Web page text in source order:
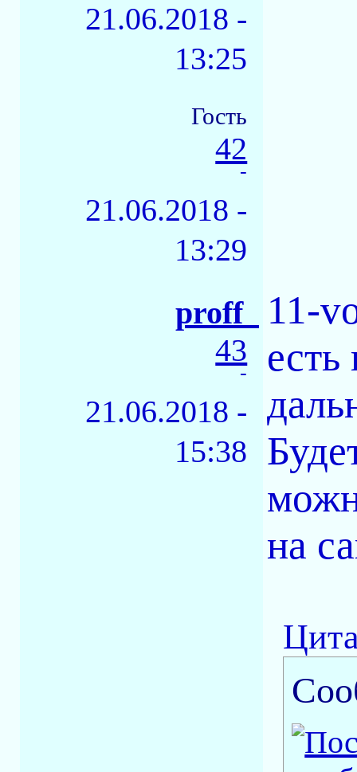
21.06.2018 -
13:25
Гость
42
-
21.06.2018 -
13:29
proff_
43
-
21.06.2018 -
15:38
11-
есть
на